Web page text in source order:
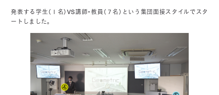
発表する学生（１名）VS講師・教員（７名）という集団面接スタイルでスタ
ートしました。